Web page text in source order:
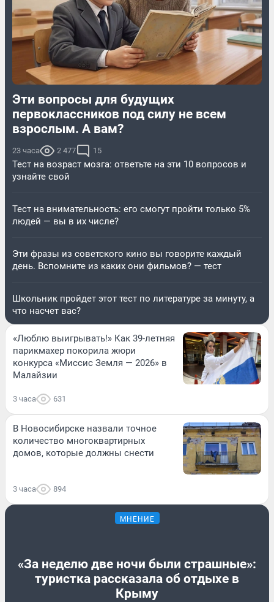
Эти вопросы для будущих
первоклассников под силу не всем
взрослым. А вам?
23 часа 2 477 15
Тест на возраст мозга: ответьте на эти 10 вопросов и
узнайте свой
Тест на внимательность: его смогут пройти только 5%
людей — вы в их числе?
Эти фразы из советского кино вы говорите каждый
день. Вспомните из каких они фильмов? — тест
Школьник пройдет этот тест по литературе за минуту, а
что насчет вас?
«Люблю выигрывать!» Как 39-летняя
парикмахер покорила жюри
конкурса «Миссис Земля — 2026» в
Малайзии
3 часа 631
В Новосибирске назвали точное
количество многоквартирных
домов, которые должны снести
3 часа 894
МНЕНИЕ
«За неделю две ночи были страшные»:
туристка рассказала об отдыхе в
Крыму